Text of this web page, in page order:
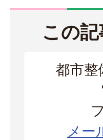
この
都市整
メー